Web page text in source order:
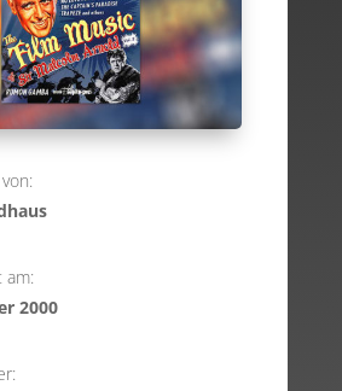
am:
2000